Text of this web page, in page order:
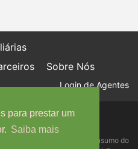
para prestar um
Saiba mais
Sobre Nós
Login de Agentes
de Conflitos de Consumo do